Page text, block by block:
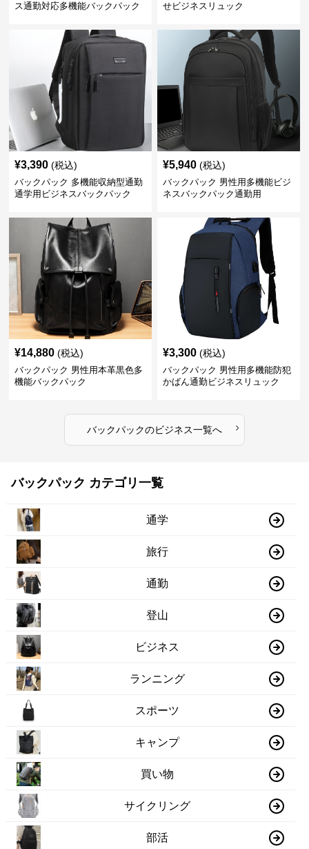
ス通勤対応多機能バックパック
せビジネスリュック
¥3,390 (税込)
バックパック 多機能収納型通勤
通学用ビジネスバックパック
¥5,940 (税込)
バックパック 男性用多機能ビジ
ネスバックパック通勤用
¥14,880 (税込)
バックパック 男性用本革黒色多
機能バックパック
¥3,300 (税込)
バックパック 男性用多機能防犯
かばん通勤ビジネスリュック
バックパックのビジネス一覧へ ›
バックパック カテゴリ一覧
通学
旅行
通勤
登山
ビジネス
ランニング
スポーツ
キャンプ
買い物
サイクリング
部活